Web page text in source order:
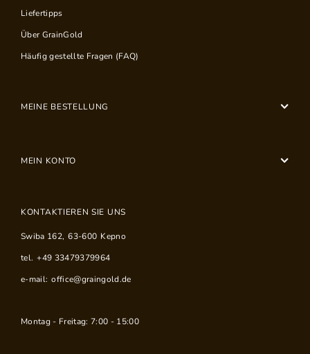
Liefertipps
Über GrainGold
Häufig gestellte Fragen (FAQ)
MEINE BESTELLUNG
MEIN KONTO
KONTAKTIEREN SIE UNS
Swiba 162, 63-600 Kepno
tel. +49 33479379964
e-mail: office@graingold.de
Montag - Freitag: 7:00 - 15:00